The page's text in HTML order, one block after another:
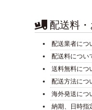
配送料
配送業者につ
配送料につい
送料無料につ
配送方法につ
海外発送につ
納期、日時指